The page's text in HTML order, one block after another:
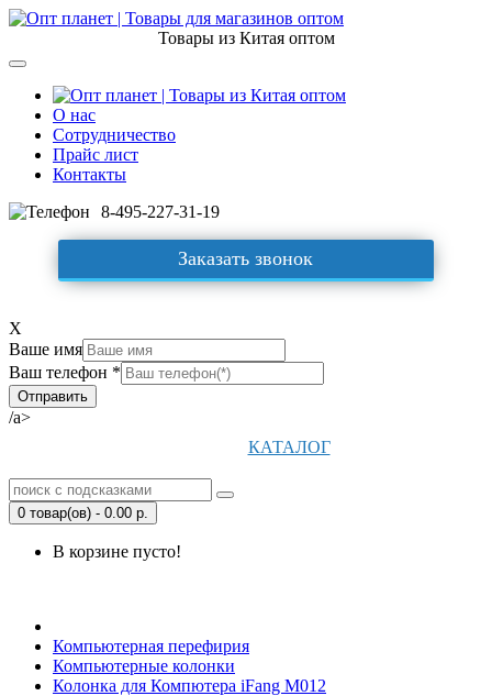
Товары из Китая оптом
О нас
Сотрудничество
Прайс лист
Контакты
8-495-227-31-19
Заказать звонок
X
Ваше имя
Ваш телефон *
/a>
КАТАЛОГ
0 товар(ов) - 0.00 р.
В корзине пусто!
Компьютерная перефирия
Компьютерные колонки
Колонка для Компютера iFang M012